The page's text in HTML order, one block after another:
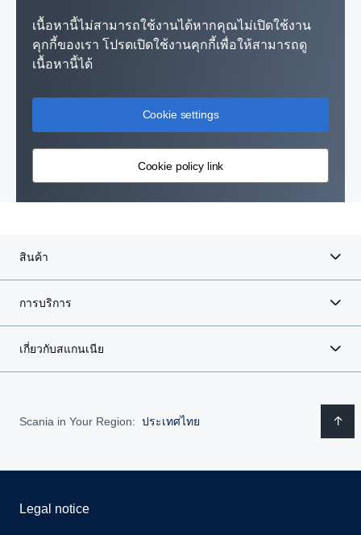
เนื้อหานี้ไม่สามารถใช้งานได้หากคุณไม่เปิดใช้งาน
คุกกี้ของเรา โปรดเปิดใช้งานคุกกี้เพื่อให้สามารถดู
เนื้อหานี้ได้
Cookie settings
Cookie policy link
สินค้า
การบริการ
เกี่ยวกับสแกนเนีย
Scania in Your Region: ประเทศไทย
Legal notice